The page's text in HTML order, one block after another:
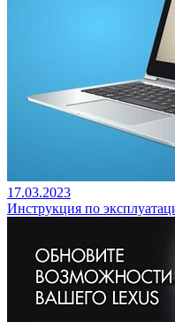
17.03.2023
Инструкция по